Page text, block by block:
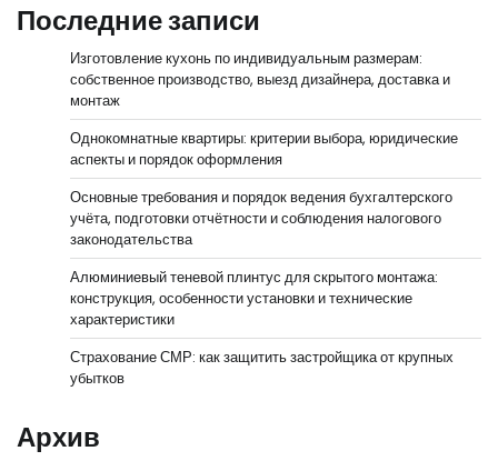
Последние записи
Изготовление кухонь по индивидуальным размерам:
собственное производство, выезд дизайнера, доставка и
монтаж
Однокомнатные квартиры: критерии выбора, юридические
аспекты и порядок оформления
Основные требования и порядок ведения бухгалтерского
учёта, подготовки отчётности и соблюдения налогового
законодательства
Алюминиевый теневой плинтус для скрытого монтажа:
конструкция, особенности установки и технические
характеристики
Страхование СМР: как защитить застройщика от крупных
убытков
Архив